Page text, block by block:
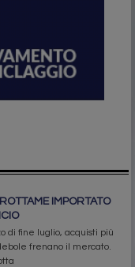
IMPORTATO
di fine luglio, acquisti più
frenano il mercato.